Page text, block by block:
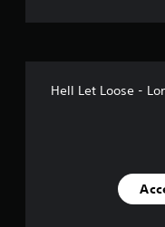
Hell Let Loose -